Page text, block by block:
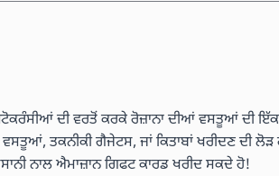
ਦੀ ਵਰਤੋਂ ਕਰਕੇ ਰੋਜ਼ਾਨਾ ਦੀਆਂ ਵਸਤੂਆਂ ਦੀ ਇੱਕ
ਤਕਨੀਕੀ ਗੈਜੇਟਸ, ਜਾਂ ਕਿਤਾਬਾਂ ਖਰੀਦਣ ਦੀ ਲੋੜ
ਨਾਲ ਐਮਾਜ਼ਾਨ ਗਿਫਟ ਕਾਰਡ ਖਰੀਦ ਸਕਦੇ ਹੋ!